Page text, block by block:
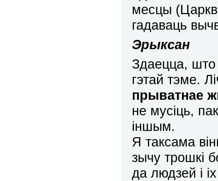
месцы
гадаваць
Эрыксан
Здаецца,
гэтай тэме.
прыватнае
не мусіць,
іншым.
Я таксама
зычу трошкі
да людзей і